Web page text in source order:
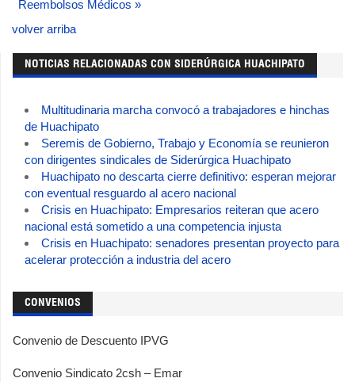
Reembolsos Médicos »
volver arriba
NOTICIAS RELACIONADAS CON SIDERÚRGICA HUACHIPATO
Multitudinaria marcha convocó a trabajadores e hinchas
de Huachipato
Seremis de Gobierno, Trabajo y Economía se reunieron
con dirigentes sindicales de Siderúrgica Huachipato
Huachipato no descarta cierre definitivo: esperan mejorar
con eventual resguardo al acero nacional
Crisis en Huachipato: Empresarios reiteran que acero
nacional está sometido a una competencia injusta
Crisis en Huachipato: senadores presentan proyecto para
acelerar protección a industria del acero
CONVENIOS
Convenio de Descuento IPVG
Convenio Sindicato 2csh – Emar